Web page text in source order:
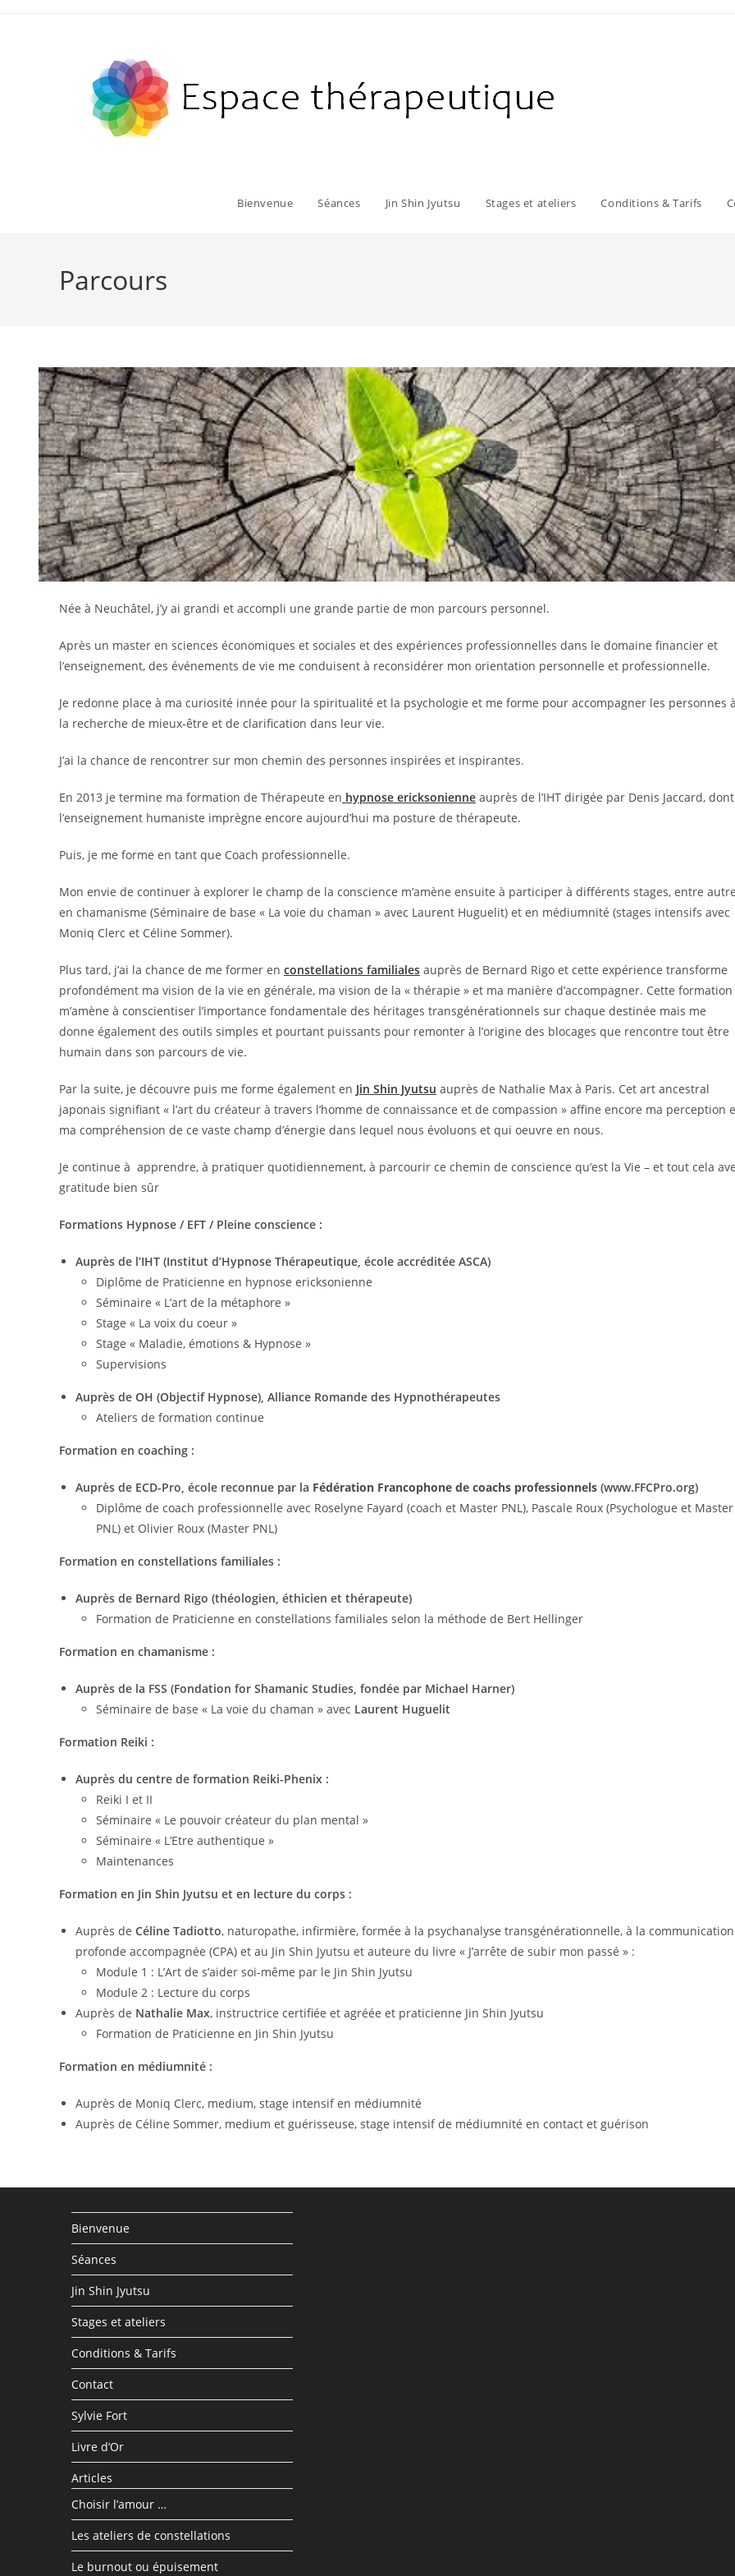
Bienvenue Séances Jin Shin Jyutsu Stages et ateliers Conditions & Tarifs
Parcours
Née à Neuchâtel, j’y ai grandi et accompli une grande partie de mon parcours personnel.
Après un master en sciences économiques et sociales et des expériences professionnelles dans le domaine financier et
l’enseignement, des événements de vie me conduisent à reconsidérer mon orientation personnelle et professionnelle.
Je redonne place à ma curiosité innée pour la spiritualité et la psychologie et me forme pour accompagner les personnes
la recherche de mieux-être et de clarification dans leur vie.
J’ai la chance de rencontrer sur mon chemin des personnes inspirées et inspirantes.
En 2013 je termine ma formation de Thérapeute en hypnose ericksonienne auprès de l’IHT dirigée par Denis Jaccard, dont
l’enseignement humaniste imprègne encore aujourd’hui ma posture de thérapeute.
Puis, je me forme en tant que Coach professionnelle.
Mon envie de continuer à explorer le champ de la conscience m’amène ensuite à participer à différents stages, entre
en chamanisme (Séminaire de base « La voie du chaman » avec Laurent Huguelit) et en médiumnité (stages intensifs avec
Moniq Clerc et Céline Sommer).
Plus tard, j’ai la chance de me former en constellations familiales auprès de Bernard Rigo et cette expérience transforme
profondément ma vision de la vie en générale, ma vision de la « thérapie » et ma manière d’accompagner. Cette formation
m’amène à conscientiser l’importance fondamentale des héritages transgénérationnels sur chaque destinée mais me
donne également des outils simples et pourtant puissants pour remonter à l’origine des blocages que rencontre tout être
humain dans son parcours de vie.
Par la suite, je découvre puis me forme également en Jin Shin Jyutsu auprès de Nathalie Max à Paris. Cet art ancestral
japonais signifiant « l’art du créateur à travers l’homme de connaissance et de compassion » affine encore ma perception
ma compréhension de ce vaste champ d’énergie dans lequel nous évoluons et qui oeuvre en nous.
Je continue à apprendre, à pratiquer quotidiennement, à parcourir ce chemin de conscience qu’est la Vie – et tout cela
gratitude bien sûr
Formations Hypnose / EFT / Pleine conscience :
Auprès de l’IHT (Institut d’Hypnose Thérapeutique, école accréditée ASCA)
Diplôme de Praticienne en hypnose ericksonienne
Séminaire « L’art de la métaphore »
Stage « La voix du coeur »
Stage « Maladie, émotions & Hypnose »
Supervisions
Auprès de OH (Objectif Hypnose), Alliance Romande des Hypnothérapeutes
Ateliers de formation continue
Formation en coaching :
Auprès de ECD-Pro, école reconnue par la Fédération Francophone de coachs professionnels (www.FFCPro.org)
Diplôme de coach professionnelle avec Roselyne Fayard (coach et Master PNL), Pascale Roux (Psychologue et Master
PNL) et Olivier Roux (Master PNL)
Formation en constellations familiales :
Auprès de Bernard Rigo (théologien, éthicien et thérapeute)
Formation de Praticienne en constellations familiales selon la méthode de Bert Hellinger
Formation en chamanisme :
Auprès de la FSS (Fondation for Shamanic Studies, fondée par Michael Harner)
Séminaire de base « La voie du chaman » avec Laurent Huguelit
Formation Reiki :
Auprès du centre de formation Reiki-Phenix :
Reiki I et II
Séminaire « Le pouvoir créateur du plan mental »
Séminaire « L’Etre authentique »
Maintenances
Formation en Jin Shin Jyutsu et en lecture du corps :
Auprès de Céline Tadiotto, naturopathe, infirmière, formée à la psychanalyse transgénérationnelle, à la communication
profonde accompagnée (CPA) et au Jin Shin Jyutsu et auteure du livre « J’arrête de subir mon passé » :
Module 1 : L’Art de s’aider soi-même par le Jin Shin Jyutsu
Module 2 : Lecture du corps
Auprès de Nathalie Max, instructrice certifiée et agréée et praticienne Jin Shin Jyutsu
Formation de Praticienne en Jin Shin Jyutsu
Formation en médiumnité :
Auprès de Moniq Clerc, medium, stage intensif en médiumnité
Auprès de Céline Sommer, medium et guérisseuse, stage intensif de médiumnité en contact et guérison
Bienvenue
Séances
Jin Shin Jyutsu
Stages et ateliers
Conditions & Tarifs
Contact
Sylvie Fort
Livre d’Or
Articles
Choisir l’amour …
Les ateliers de constellations
Le burnout ou épuisement